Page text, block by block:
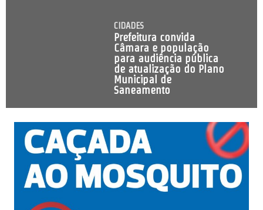
CIDADES
Prefeitura convida
Câmara e população
para audiência pública
de atualização do Plano
Municipal de
Saneamento